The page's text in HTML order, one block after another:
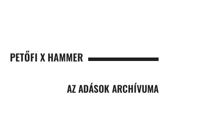
PETŐFI X HAMMER
AZ ADÁSOK ARCHÍVUMA